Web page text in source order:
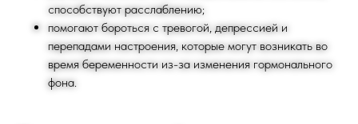
способствуют расслаблению;
помогают бороться с тревогой, депрессией и
перепадами настроения, которые могут возникать во
время беременности из-за изменения гормонального
фона.